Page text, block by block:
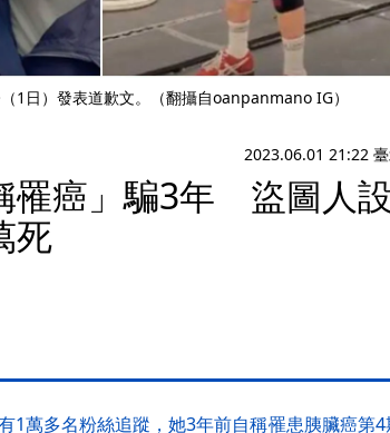
1日）發表道歉文。（翻攝自oanpanmano IG）
2023.06.01 21:22
罹癌」騙3年 盜圖人
死
1萬多名粉絲追蹤，她3年前自稱罹患胰臟癌第4